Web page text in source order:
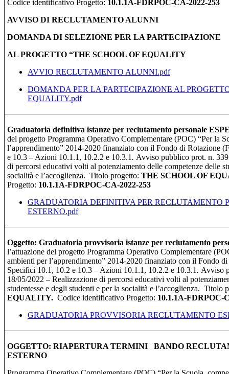
Codice identificativo Progetto: 10.1.1A-FDRPOC-CA-2022-253
AVVISO DI RECLUTAMENTO ALUNNI
DOMANDA DI SELEZIONE PER LA PARTECIPAZIONE
AL PROGETTO “THE SCHOOL OF EQUALITY
AVVIO RECLUTAMENTO ALUNNI.pdf
DOMANDA PER LA PARTECIPAZIONE AL
EQUALITY.pdf
Graduatoria definitiva istanze per reclutamento personale
del progetto Programma Operativo Complementare (POC) “Per la
l’apprendimento” 2014-2020 finanziato con il Fondo di Rotazione
e 10.3 – Azioni 10.1.1, 10.2.2 e 10.3.1. Avviso pubblico prot. n.
di percorsi educativi volti al potenziamento delle competenze delle
socialità e l’accoglienza. Titolo progetto: THE SCHOOL OF
Progetto: 10.1.1A-FDRPOC-CA-2022-253
GRADUATORIA DEFINITIVA PER RECLUTAMENTO
ESTERNO.pdf
Oggetto: Graduatoria provvisoria istanze per reclutamento
l’attuazione del progetto Programma Operativo Complementare
ambienti per l’apprendimento” 2014-2020 finanziato con il Fondo
Specifici 10.1, 10.2 e 10.3 – Azioni 10.1.1, 10.2.2 e 10.3.1. Avviso
18/05/2022 – Realizzazione di percorsi educativi volti al
studentesse e degli studenti e per la socialità e l’accoglienza. Titolo
EQUALITY. Codice identificativo Progetto: 10.1.1A-FDRPOC-
GRADUATORIA PROVVISORIA RECLUTAMENTO
OGGETTO: RIAPERTURA TERMINI BANDO
ESTERNO